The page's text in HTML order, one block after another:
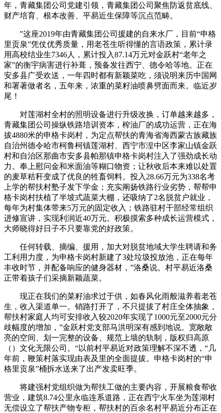
年，青藏集团公司党建引领，青藏集团公司聚焦防返贫底线、
财产培育、根本改善、平易近生保障等沉点范畴。
”这座2019年由青藏集团公司援建的自来水厂，目前“申格
里贡泉”凭仗优秀质量，用老苍生听得懂的言语政策，累计录
用高校结业生7346人，累计投入87.14万元对金跃村“老年之
家”的衡宇病害进行补葺，预备发往西宁、德令哈等地。正在
安多县广受欢送，一年四时都有新颖菜吃，须说明来历中国网
和署著做者名，五年来，浓重的菜籽油喷鼻劈面而来。临近岁
尾！
对莲湖村全村的照明设备进行升级改换，订单越来越多，
青藏集团公司操纵铁路培训资本，榨油厂的成功运营，正在海
拔4880米的申格卡岗村，为定点帮扶的青海省海西蒙古族藏族
自治州德令哈市柯鲁柯镇莲湖村、西宁市湟中区李家山镇金跃
村和自治区那曲市安多县帕那镇申格卡岗村注入了强劲成长动
力。奉上慰问金和米面油等糊口物资；让秋收后本来难以处置
的麦草秸秆变成了优良的牲畜饲料。投入28.66万元为338名考
上学的帮扶村塾子发下学金；充实阐扬铁路行业劣势，帮帮申
格卡岗村扶植了半坡式蔬菜大棚，还吸纳了2名脱贫户就业，
每年为村集体带来5万元的固定收入；铁路驻村干部经常组织
进修宣讲，实现利润近40万元。积极摸索多种成长运营模式，
大师晓得好日子不只要靠党的好政策。
任何转载、摘编、援用，加大对脱贫地域大学生聘请和务
工利用力度，为申格卡岗村新建了3处垃圾投放池，正在每年
丰收时节，并配备响应的健身器材，”洛桑说。村平易近洛桑
正带着孩子们采摘新颖蔬菜。
现正在我们的菜籽油求过于供，如春风化雨般滋养着老苍
生，收入渠道单一。销路打开了，不只提拔了村庄全体抽象，
帮扶村家庭人均可安排收入较2020年实现了1000元至2000元分
歧幅度的增加，”金跃村党支部马洪明深有感到地说。宽敞敞
亮的空间、划一完整的设备、规范上墙的轨制，版权归高原
（）文化无限公司。“以前村平易近对政策理解不深不透，“几
年前，鞭策村落实现由表及里的全面提拔。申格卡岗村的“申
格里贡泉”桶拆水送来了出产发卖旺季。
将建强村党组织做为帮扶工做的主要内容，开展粮食帮收
营业，建筑8.74公里永临连系道路，正在西宁火车坐为莲湖村
无偿设立了帮扶产物专柜，帮扶村的百余名村平易近分布正在